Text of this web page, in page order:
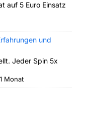
auf 5 Euro Einsatz
und
Jeder Spin 5x
Monat